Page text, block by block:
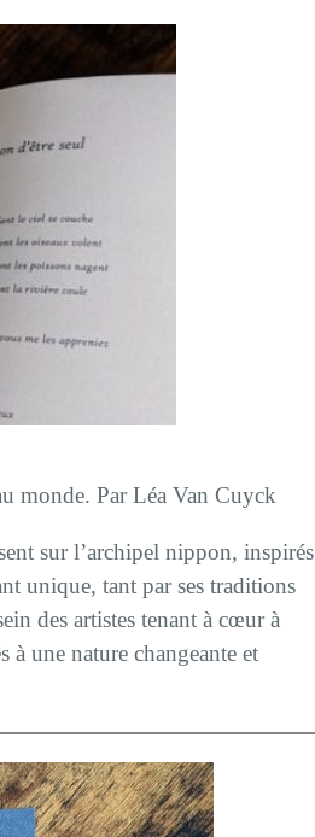
monde. Par Léa Van Cuyck
sur l’archipel nippon, inspirés
unique, tant par ses traditions
des artistes tenant à cœur à
une nature changeante et